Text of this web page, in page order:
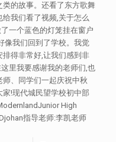
的故事。还看了东方歌舞
我们看了视频,关于怎么
一个蓝色的灯笼挂在窗户
像我们回到了学校。我觉
得非常好,让我们感到非
里我要感谢我的老师们,也
、同学们一起庆祝中秋
!现代城民望学校初中部
High
指导老师:李凯老师